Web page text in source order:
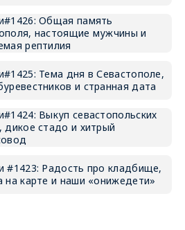
Общая память
настоящие мужчины и
рептилия
Тема дня в Севастополе,
и странная дата
Выкуп севастопольских
дикое стадо и хитрый
#1423: Радость про кладбище,
на карте и наши «онижедети»